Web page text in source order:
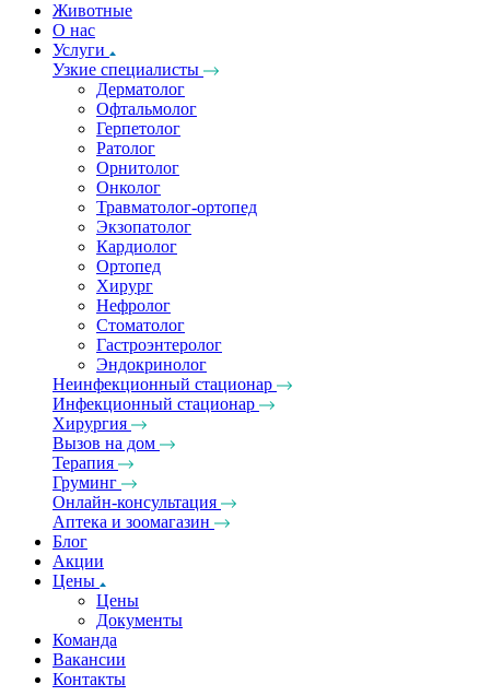
Животные
О нас
Услуги
Узкие специалисты
Дерматолог
Офтальмолог
Герпетолог
Ратолог
Орнитолог
Онколог
Травматолог-ортопед
Экзопатолог
Кардиолог
Ортопед
Хирург
Нефролог
Стоматолог
Гастроэнтеролог
Эндокринолог
Неинфекционный стационар
Инфекционный стационар
Хирургия
Вызов на дом
Терапия
Груминг
Онлайн-консультация
Аптека и зоомагазин
Блог
Акции
Цены
Цены
Документы
Команда
Вакансии
Контакты